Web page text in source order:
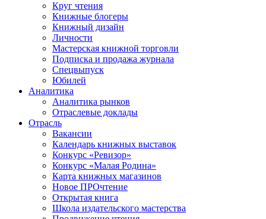
Круг чтения
Книжные блогеры
Книжный дизайн
Личности
Мастерская книжной торговли
Подписка и продажа журнала
Спецвыпуск
Юбилей
Аналитика
Аналитика рынков
Отраслевые доклады
Отрасль
Вакансии
Календарь книжных выставок
Конкурс «Ревизор»
Конкурс «Малая Родина»
Карта книжных магазинов
Новое ПРОчтение
Открытая книга
Школа издательского мастерства